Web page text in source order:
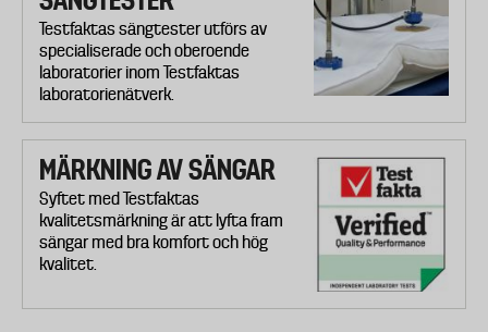
Testfaktas sängtester utförs av
specialiserade och oberoende
laboratorier inom Testfaktas
laboratorienätverk.
MÄRKNING AV SÄNGAR
Syftet med Testfaktas
kvalitetsmärkning är att lyfta fram
sängar med bra komfort och hög
kvalitet.